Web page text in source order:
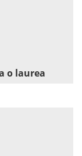
o laurea